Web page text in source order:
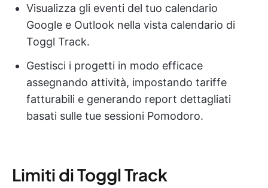
Visualizza gli eventi del tuo calendario
Google e Outlook nella vista calendario di
Toggl Track.
Gestisci i progetti in modo efficace
assegnando attività, impostando tariffe
fatturabili e generando report dettagliati
basati sulle tue sessioni Pomodoro.
Limiti di Toggl Track